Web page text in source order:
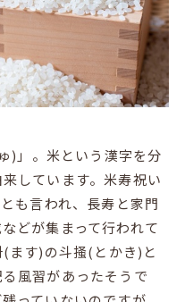
)」。米という漢字を分
しています。米寿祝い
も言われ、長寿と家門
どが集まって行われて
ます)の斗掻(とかき)と
風習があったそうで